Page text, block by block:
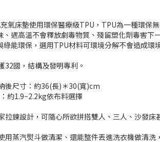
充氣床墊使用環保醫療級TPU，TPU為一種環保
、遇高溫不會釋放劇毒物質、殘留塑化劑毒害下
綠能環保，選用TPU材料可環境分解不會造成環
32國，結構及發明專利。
後尺寸：約36(長)＊30(寬)cm
依布料選擇
拉鍊設計，可隨心所欲拼搭雙人、三人、沙發床
用蒸汽熨斗做清潔、還能整件丟進洗衣機做清